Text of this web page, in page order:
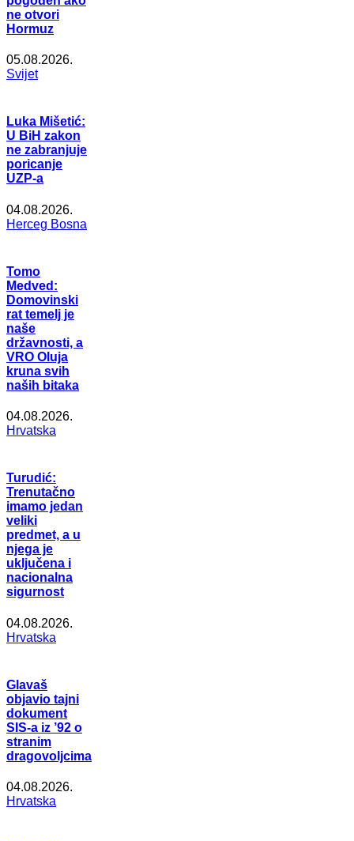
ne otvori
Hormuz
05.08.2026.
Svijet
Luka Mišetić:
U BiH zakon
ne zabranjuje
poricanje
UZP-a
04.08.2026.
Herceg Bosna
Tomo
Medved:
Domovinski
rat temelj je
naše
državnosti, a
VRO Oluja
kruna svih
naših bitaka
04.08.2026.
Hrvatska
Turudić:
Trenutačno
imamo jedan
veliki
predmet, a u
njega je
uključena i
nacionalna
sigurnost
04.08.2026.
Hrvatska
Glavaš
objavio tajni
dokument
SIS-a iz ’92 o
stranim
dragovoljcima
04.08.2026.
Hrvatska